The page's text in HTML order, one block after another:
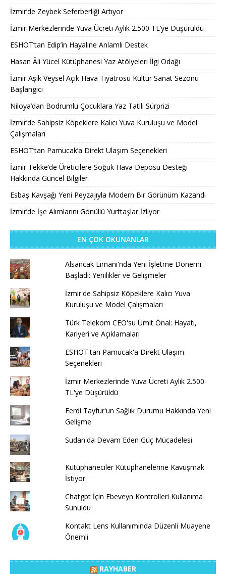
İzmir’de Zeybek Seferberliği Artıyor
İzmir Merkezlerinde Yuva Ücreti Aylık 2.500 TL’ye Düşürüldü
ESHOT’tan Edip’in Hayaline Anlamlı Destek
Hasan Âli Yücel Kütüphanesi Yaz Atölyeleri İlgi Odağı
İzmir Aşık Veysel Açık Hava Tiyatrosu Kültür Sanat Sezonu
Başlangıcı
Niloya’dan Bodrumlu Çocuklara Yaz Tatili Sürprizi
İzmir’de Sahipsiz Köpeklere Kalıcı Yuva Kuruluşu ve Model
Çalışmaları
ESHOT’tan Pamucak’a Direkt Ulaşım Seçenekleri
İzmir Tekke’de Üreticilere Soğuk Hava Deposu Desteği
Hakkında Güncel Bilgiler
Esbaş Kavşağı Yeni Peyzajıyla Modern Bir Görünüm Kazandı
İzmir’de İşe Alımlarını Gönüllü Yurttaşlar İzliyor
EN ÇOK OKUNANLAR
Alsancak Limanı'nda Yeni İşletme Dönemi
Başladı: Yenilikler ve Gelişmeler
İzmir'de Sahipsiz Köpeklere Kalıcı Yuva
Kuruluşu ve Model Çalışmaları
Türk Telekom CEO'su Ümit Önal: Hayatı,
Kariyeri ve Açıklamaları
ESHOT'tan Pamucak'a Direkt Ulaşım
Seçenekleri
İzmir Merkezlerinde Yuva Ücreti Aylık 2.500
TL'ye Düşürüldü
Ferdi Tayfur'un Sağlık Durumu Hakkında Yeni
Gelişme
Sudan'da Devam Eden Güç Mücadelesi
Kütüphaneciler Kütüphanelerine Kavuşmak
İstiyor
Chatgpt İçin Ebeveyn Kontrolleri Kullanıma
Sunuldu
Kontakt Lens Kullanımında Düzenli Muayene
Önemli
RAYHABER